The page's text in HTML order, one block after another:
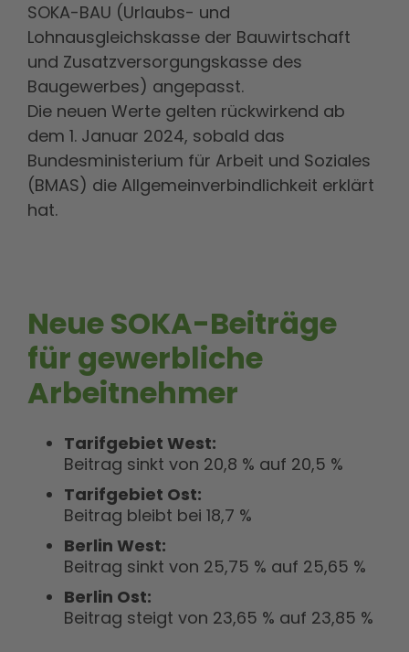
SOKA-BAU (Urlaubs- und
Lohnausgleichskasse der Bauwirtschaft
und Zusatzversorgungskasse des
Baugewerbes) angepasst.
Die neuen Werte gelten rückwirkend ab
dem 1. Januar 2024, sobald das
Bundesministerium für Arbeit und Soziales
(BMAS) die Allgemeinverbindlichkeit erklärt
hat.
Neue SOKA-Beiträge
für gewerbliche
Arbeitnehmer
Tarifgebiet West:
Beitrag sinkt von 20,8 % auf 20,5 %
Tarifgebiet Ost:
Beitrag bleibt bei 18,7 %
Berlin West:
Beitrag sinkt von 25,75 % auf 25,65 %
Berlin Ost:
Beitrag steigt von 23,65 % auf 23,85 %